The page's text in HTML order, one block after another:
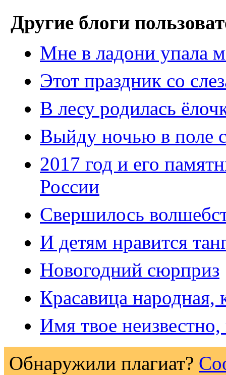
Другие блоги
Мне в ладони упала
Этот праздник со
В лесу родилась
Выйду ночью в поле
2017 год и его
России
Свершилось
И детям нравится
Новогодний сюрприз
Красавица народная,
Имя твое
Обнаружили плагиат?